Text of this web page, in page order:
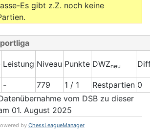
Es gibt z.Z. noch keine
Leistung Niveau Punkte DWZneu
- 779 1 / 1 Restpartien 0
vom DSB zu dieser
01. August 2025
by ChessLeagueManager